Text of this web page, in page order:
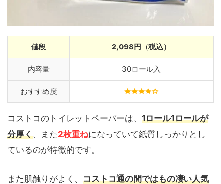
値段 2,098円（税込）
内容量 30ロール入
おすすめ度
コストコのトイレットペーパーは、 1ロール1ロールが
分厚く、また2枚重ねになっていて紙質しっかりとし
ているのが特徴的です。
また肌触りがよく、 コストコ通の間ではもの凄い人気